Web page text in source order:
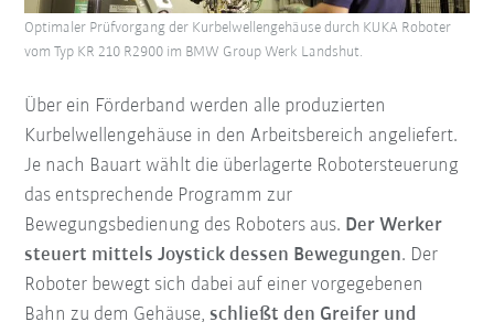
Über ein Förderband werden alle produzierten
Kurbelwellengehäuse in den Arbeitsbereich angeliefert.
Je nach Bauart wählt die überlagerte Robotersteuerung
das entsprechende Programm zur
Bewegungsbedienung des Roboters aus. Der Werker
steuert mittels Joystick dessen Bewegungen. Der
Roboter bewegt sich dabei auf einer vorgegebenen
Bahn zu dem Gehäuse,schließt den Greifer und
Optimaler Prüfvorgang der Kurbelwellengehäuse durch KUKA Roboter
vom Typ KR 210 R2900 im BMW Group Werk Landshut.